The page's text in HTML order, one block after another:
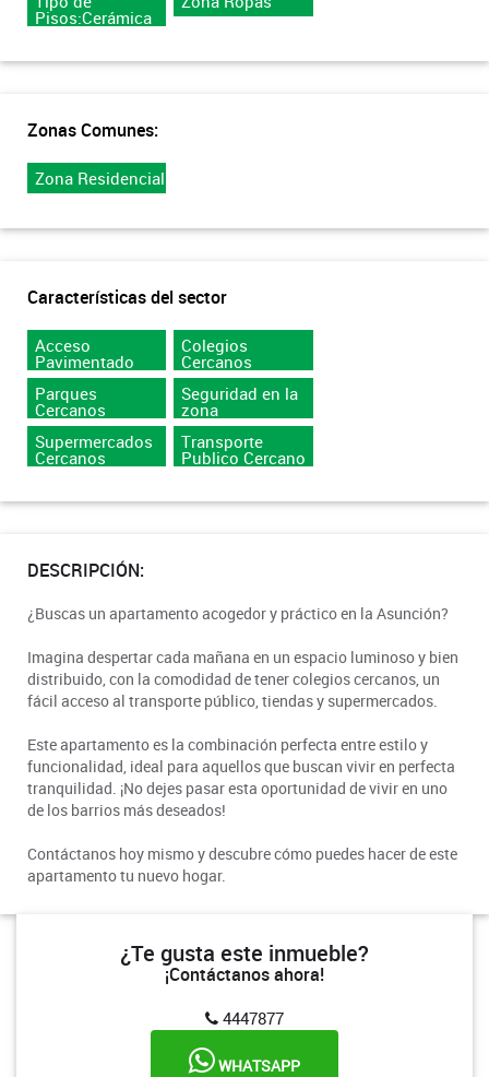
Pisos:Cerámica
Zonas Comunes:
Zona Residencial
Características del sector
Acceso
Pavimentado
Colegios
Cercanos
Parques
Cercanos
Seguridad en la
zona
Supermercados
Cercanos
Transporte
Publico Cercano
DESCRIPCIÓN:
¿Buscas un apartamento acogedor y práctico en la Asunción?
Imagina despertar cada mañana en un espacio luminoso y bien
distribuido, con la comodidad de tener colegios cercanos, un
fácil acceso al transporte público, tiendas y supermercados.
Este apartamento es la combinación perfecta entre estilo y
funcionalidad, ideal para aquellos que buscan vivir en perfecta
tranquilidad. ¡No dejes pasar esta oportunidad de vivir en uno
de los barrios más deseados!
Contáctanos hoy mismo y descubre cómo puedes hacer de este
apartamento tu nuevo hogar.
¿Te gusta este inmueble?
¡Contáctanos ahora!
4447877
WHATSAPP